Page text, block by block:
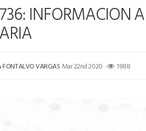
INFORMACION
FONTALVO VARGAS Mar 22nd 2020 1988